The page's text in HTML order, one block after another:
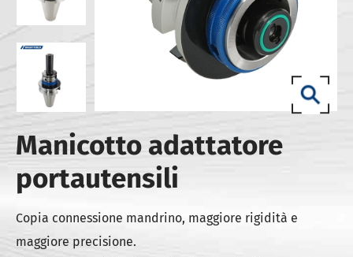
Manicotto adattatore
portautensili
Copia connessione mandrino, maggiore rigidità e
maggiore precisione.